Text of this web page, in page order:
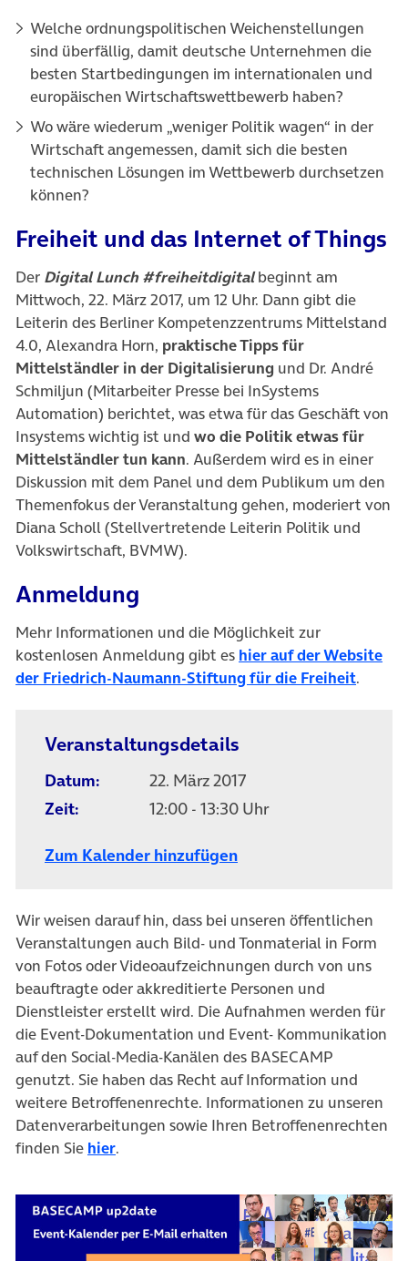
Welche ordnungspolitischen Weichenstellungen
sind überfällig, damit deutsche Unternehmen die
besten Startbedingungen im internationalen und
europäischen Wirtschaftswettbewerb haben?
Wo wäre wiederum „weniger Politik wagen“ in der
Wirtschaft angemessen, damit sich die besten
technischen Lösungen im Wettbewerb durchsetzen
können?
Freiheit und das Internet of Things
Der Digital Lunch #freiheitdigitalbeginnt am
Mittwoch, 22. März 2017, um 12 Uhr. Dann gibt die
Leiterin des Berliner Kompetenzzentrums Mittelstand
4.0, Alexandra Horn, praktische Tipps für
Mittelständler in der Digitalisierung und Dr. André
Schmiljun (Mitarbeiter Presse bei InSystems
Automation) berichtet, was etwa für das Geschäft von
Insystems wichtig ist und wo die Politik etwas für
Mittelständler tun kann. Außerdem wird es in einer
Diskussion mit dem Panel und dem Publikum um den
Themenfokus der Veranstaltung gehen, moderiert von
Diana Scholl (Stellvertretende Leiterin Politik und
Volkswirtschaft, BVMW).
Anmeldung
Mehr Informationen und die Möglichkeit zur
kostenlosen Anmeldung gibt es hier auf der Website
der Friedrich-Naumann-Stiftung für die Freiheit.
Veranstaltungsdetails
Datum:
22. März 2017
Zeit:
12:00 - 13:30 Uhr
Zum Kalender hinzufügen
Wir weisen darauf hin, dass bei unseren öffentlichen
Veranstaltungen auch Bild- und Tonmaterial in Form
von Fotos oder Videoaufzeichnungen durch von uns
beauftragte oder akkreditierte Personen und
Dienstleister erstellt wird. Die Aufnahmen werden für
die Event-Dokumentation und Event- Kommunikation
auf den Social-Media-Kanälen des BASECAMP
genutzt. Sie haben das Recht auf Information und
weitere Betroffenenrechte. Informationen zu unseren
Datenverarbeitungen sowie Ihren Betroffenenrechten
finden Sie hier.